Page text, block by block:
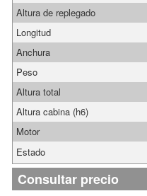
Altura de replegado
Longitud
Anchura
Peso
Altura total
Altura cabina (h6)
Motor
Estado
Consultar precio